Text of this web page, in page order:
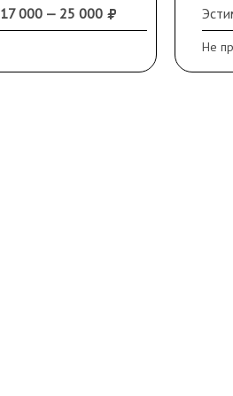
17 000 — 25 000
Не